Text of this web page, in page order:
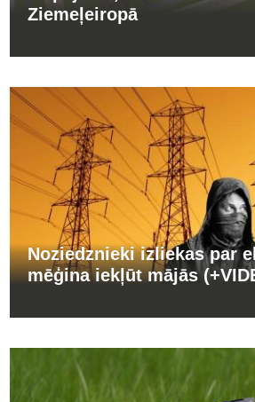
Ziemeļeiropā
Noziedznieki izliekas par
mēģina iekļūt mājās